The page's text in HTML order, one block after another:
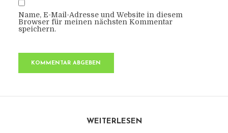
Name, E-Mail-Adresse und Website in diesem
Browser für meinen nächsten Kommentar
speichern.
WEITERLESEN